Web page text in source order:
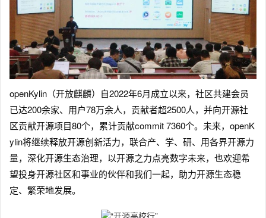
openKylin（开放麒麟）自2022年6月成立以来，社区共建会员
已达200余家、用户78万余人，贡献者超2500人，并向开源社
区贡献开源项目80个，累计贡献commit 7360个。未来，openK
ylin将继续释放开源创新活力，联合产、学、研、用各界开源力
量，深化开源生态治理，以开源之力点亮数字未来，也欢迎希
望投身开源社区和事业的伙伴和我们一起，助力开源生态稳
定、繁荣地发展。